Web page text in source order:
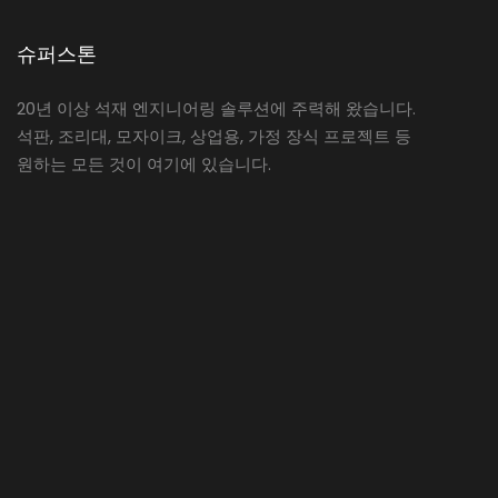
슈퍼스톤
20년 이상 석재 엔지니어링 솔루션에 주력해 왔습니다.
석판, 조리대, 모자이크, 상업용, 가정 장식 프로젝트 등
원하는 모든 것이 여기에 있습니다.